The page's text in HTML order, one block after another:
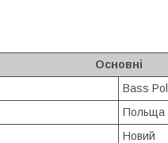
Основні
Bass
Польща
Новий